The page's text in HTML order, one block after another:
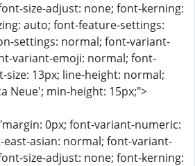
size-adjust: none; font-kerning:
auto; font-feature-settings:
settings: normal; font-variant-
variant-emoji: normal; font-
13px; line-height: normal;
Neue'; min-height: 15px;">
0px; font-variant-numeric:
asian: normal; font-variant-
size-adjust: none; font-kerning: